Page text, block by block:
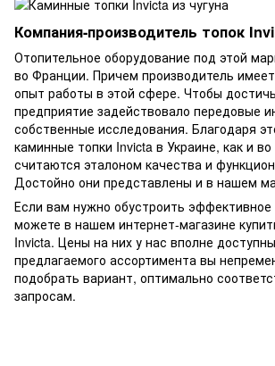
Компания-производитель топок
Отопительное оборудование под этой
во Франции. Причем производитель
опыт работы в этой сфере. Чтобы
предприятие задействовало передовые
собственные исследования. Благодаря
каминные топки Invicta в Украине, как и
считаются эталоном качества и
Достойно они представлены и в нашем
Если вам нужно обустроить
можете в нашем интернет-магазине
Invicta. Цены на них у нас вполне
предлагаемого ассортимента вы
подобрать вариант, оптимально
запросам.